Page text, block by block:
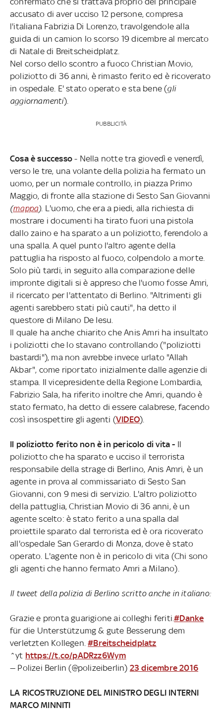
accusato di aver ucciso 12 persone, compresa
l'italiana Fabrizia Di Lorenzo, travolgendole alla
guida di un camion lo scorso 19 dicembre al mercato
di Natale di Breitscheidplatz.
Nel corso dello scontro a fuoco Christian Movio,
poliziotto di 36 anni, è rimasto ferito ed è ricoverato
in ospedale. E' stato operato e sta bene (gli
aggiornamenti).
PUBBLICITÀ
Cosa è successo- Nella notte tra giovedì e venerdì,
verso le tre, una volante della polizia ha fermato un
uomo, per un normale controllo, in piazza Primo
Maggio, di fronte alla stazione di Sesto San Giovanni
(mappa). L'uomo, che era a piedi, alla richiesta di
mostrare i documenti ha tirato fuori una pistola
dallo zaino e ha sparato a un poliziotto, ferendolo a
una spalla. A quel punto l'altro agente della
pattuglia ha risposto al fuoco, colpendolo a morte.
Solo più tardi, in seguito alla comparazione delle
impronte digitali si è appreso che l'uomo fosse Amri,
il ricercato per l'attentato di Berlino. "Altrimenti gli
agenti sarebbero stati più cauti", ha detto il
questore di Milano De Iesu.
Il quale ha anche chiarito che Anis Amri ha insultato
i poliziotti che lo stavano controllando ("poliziotti
bastardi"), ma non avrebbe invece urlato "Allah
Akbar", come riportato inizialmente dalle agenzie di
stampa. Il vicepresidente della Regione Lombardia,
Fabrizio Sala, ha riferito inoltre che Amri, quando è
stato fermato, ha detto di essere calabrese, facendo
così insospettire gli agenti (VIDEO).
Il poliziotto ferito non è in pericolo di vita - Il
poliziotto che ha sparato e ucciso il terrorista
responsabile della strage di Berlino, Anis Amri, è un
agente in prova al commissariato di Sesto San
Giovanni, con 9 mesi di servizio. L'altro poliziotto
della pattuglia, Christian Movio di 36 anni, è un
agente scelto: è stato ferito a una spalla dal
proiettile sparato dal terrorista ed è ora ricoverato
all'ospedale San Gerardo di Monza, dove è stato
operato. L'agente non è in pericolo di vita (Chi sono
gli agenti che hanno fermato Amri a Milano).
Il tweet della polizia di Berlino scritto anche in italiano:
Grazie e pronta guarigione ai colleghi feriti.#Danke
für die Unterstützumg & gute Besserung dem
verletzten Kollegen.#Breitscheidplatz
^yt https://t.co/pADRzz6Wym
— Polizei Berlin (@polizeiberlin) 23 dicembre 2016
LA RICOSTRUZIONE DEL MINISTRO DEGLI INTERNI
MARCO MINNITI